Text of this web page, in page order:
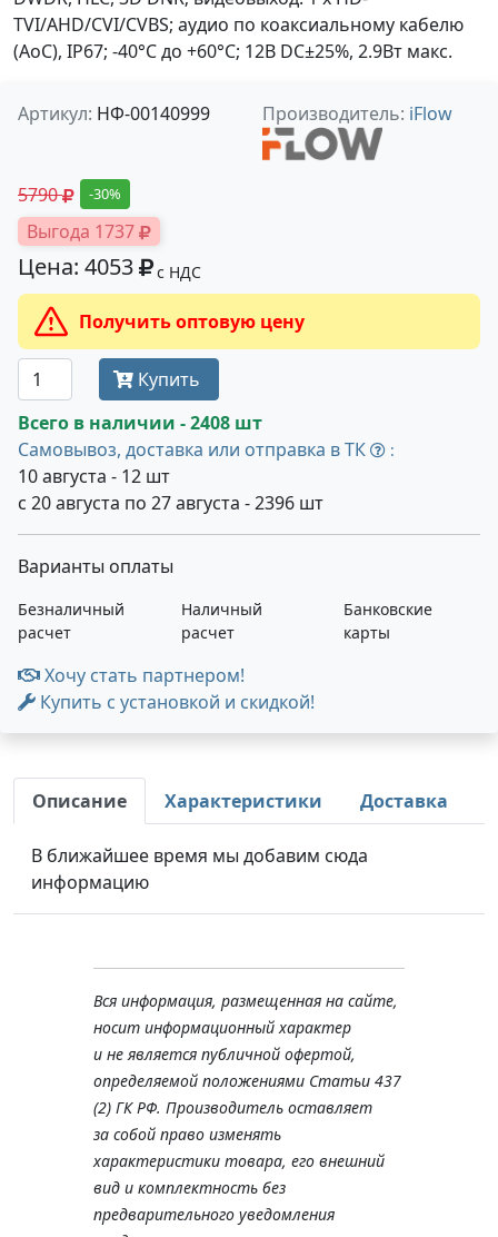
TVI/AHD/CVI/CVBS; аудио по коаксиальному кабелю
(AoC), IP67; -40°С до +60°С; 12В DC±25%, 2.9Вт макс.
Артикул: НФ-00140999 Производитель: iFlow
5790 -30%
Выгода 1737
Цена: 4053 с НДС
Получить оптовую цену
Купить
Всего в наличии - 2408 шт
Самовывоз, доставка или отправка в ТК
:
10 августа - 12 шт
с 20 августа по 27 августа - 2396 шт
Варианты оплаты
Безналичный
расчет
Наличный
расчет
Банковские
карты
Хочу стать партнером!
Купить с установкой и скидкой!
Описание Характеристики Доставка
В ближайшее время мы добавим сюда
информацию
Вся информация, размещенная на сайте,
носит информационный характер
и не является публичной офертой,
определяемой положениями Статьи 437
(2) ГК РФ. Производитель оставляет
за собой право изменять
характеристики товара, его внешний
вид и комплектность без
предварительного уведомления